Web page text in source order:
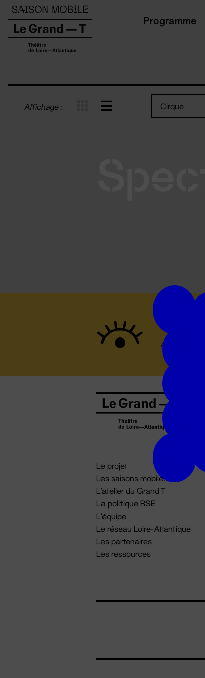
Programme
Affichage : Cirque
Le projet
Les saisons mobiles
L'atelier du Grand T
La politique RSE
L'équipe
Le réseau Loire-Atlantique
Les partenaires
Les ressources
Panneau de gestion des cookies